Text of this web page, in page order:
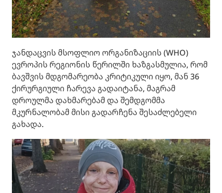
ჯანდაცვის მსოფლიო ორგანიზაციის (WHO)
ევროპის რეგიონის წერილში ხაზგასმულია, რომ
ბავშვის მდგომარეობა კრიტიკული იყო, მან 36
ქირურგიული ჩარევა გადაიტანა, მაგრამ
დროულმა დახმარებამ და შემდგომმა
მკურნალობამ მისი გადარჩენა შესაძლებელი
გახადა.